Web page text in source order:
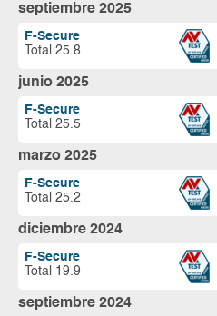
septiembre 2025
F-Secure
Total 25.8
junio 2025
F-Secure
Total 25.5
marzo 2025
F-Secure
Total 25.2
diciembre 2024
F-Secure
Total 19.9
septiembre 2024